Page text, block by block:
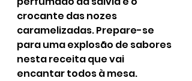
crocante das nozes
caramelizadas. Prepare-se
para uma explosão de sabores
nesta receita que vai
encantar todos à mesa.